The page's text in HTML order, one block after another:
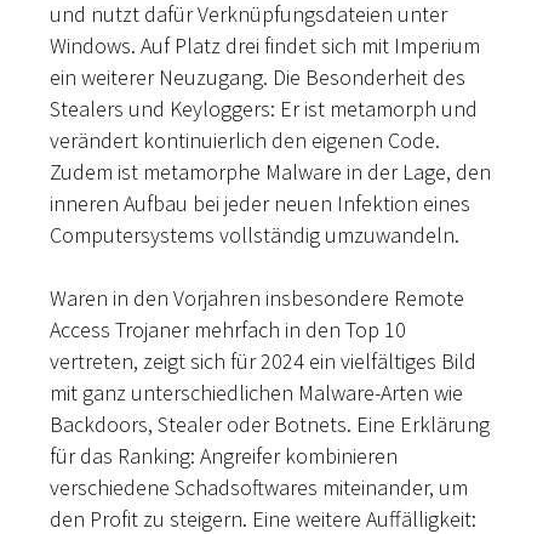
und nutzt dafür Verknüpfungsdateien unter
Windows. Auf Platz drei findet sich mit Imperium
ein weiterer Neuzugang. Die Besonderheit des
Stealers und Keyloggers: Er ist metamorph und
verändert kontinuierlich den eigenen Code.
Zudem ist metamorphe Malware in der Lage, den
inneren Aufbau bei jeder neuen Infektion eines
Computersystems vollständig umzuwandeln.
Waren in den Vorjahren insbesondere Remote
Access Trojaner mehrfach in den Top 10
vertreten, zeigt sich für 2024 ein vielfältiges Bild
mit ganz unterschiedlichen Malware-Arten wie
Backdoors, Stealer oder Botnets. Eine Erklärung
für das Ranking: Angreifer kombinieren
verschiedene Schadsoftwares miteinander, um
den Profit zu steigern. Eine weitere Auffälligkeit: